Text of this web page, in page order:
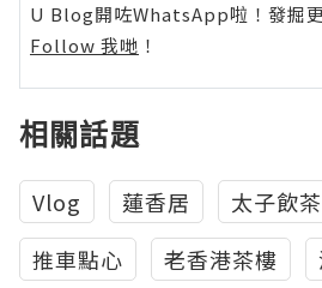
U Blog開咗WhatsApp啦！發掘
Follow 我哋 ！
相關話題
Vlog 蓮香居 太子飲茶
推車點心
老香港茶樓